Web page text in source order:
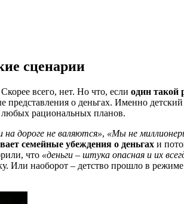
сценарии
всего, нет. Но что, если один такой
о деньгах. Именно
рациональных планов.
на дороге не валяются», «Мы не
семейные убеждения о деньгах и
что «деньги – штука опасная и их
Или наоборот – детство прошло в